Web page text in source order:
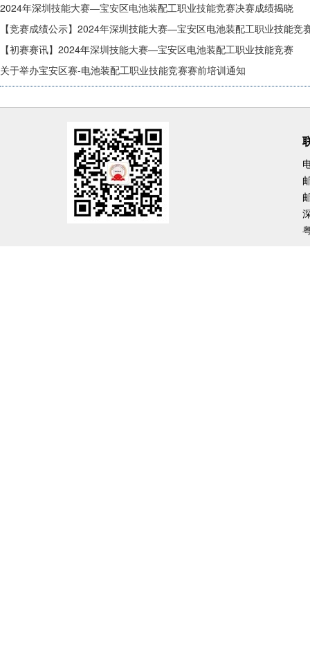
2024年深圳技能大赛—宝安区电池装配工职业技能竞赛决赛成绩揭晓
【竞赛成绩公示】2024年深圳技能大赛—宝安区电池装配工职业技能竞
【初赛赛讯】2024年深圳技能大赛—宝安区电池装配工职业技能竞赛
关于举办宝安区赛-电池装配工职业技能竞赛赛前培训通知